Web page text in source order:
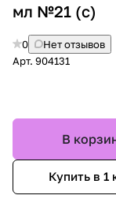
мл №21 (с)
0
Нет отзывов
Арт. 904131
В
Купить в 1